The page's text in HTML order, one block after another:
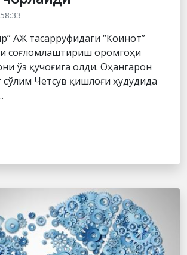
АЖ тасарруфидаги “Коинот”
соғломлаштириш оромгоҳи
ўз қучоғига олди. Оҳангарон
Четсув қишлоғи ҳудудида